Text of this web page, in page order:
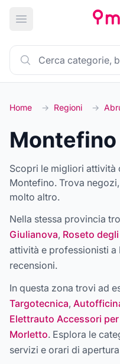
Apri menu principale
Home → Regioni →
Montefino
Scopri le migliori attività
Montefino. Trova
molto altro.
Nella stessa provincia
Giulianova, Roseto
attività e professionisti a
recensioni.
In questa zona trovi ad
Targotecnica,
Elettrauto Accessori
Morletto. Esplora le
servizi e orari di